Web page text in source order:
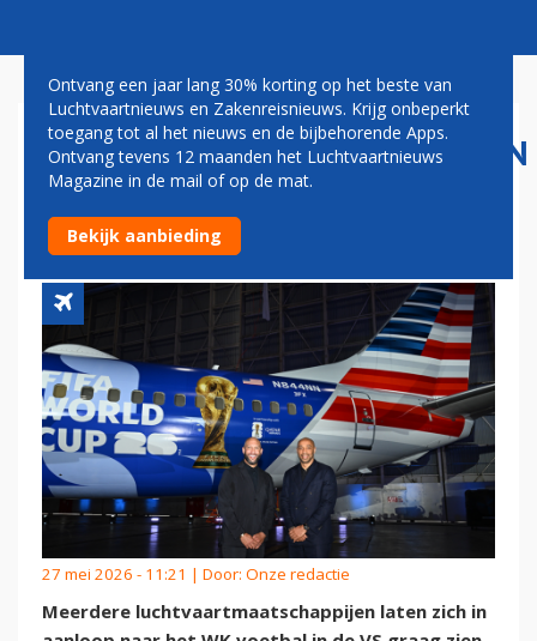
LUCHTVAARTMAATSCHAPPIJEN
STEKEN TOESTELLEN IN
SPECIAAL WK-JASJE
27 mei 2026 - 11:21 | Door: Onze redactie
Meerdere luchtvaartmaatschappijen laten zich in
Ontvang een jaar lang 30% korting op het beste van
Luchtvaartnieuws en Zakenreisnieuws. Krijg onbeperkt
toegang tot al het nieuws en de bijbehorende Apps.
Ontvang tevens 12 maanden het Luchtvaartnieuws
Magazine in de mail of op de mat.
Bekijk aanbieding